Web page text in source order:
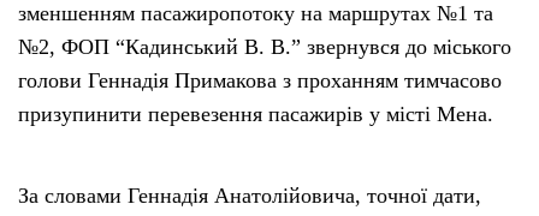
зменшенням пасажиропотоку на маршрутах №1 та
№2, ФОП “Кадинський В. В.” звернувся до міського
голови Геннадія Примакова з проханням тимчасово
призупинити перевезення пасажирів у місті Мена.
За словами Геннадія Анатолійовича, точної дати,